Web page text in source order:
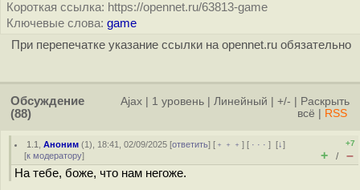
Короткая ссылка: https://opennet.ru/63813-game
Ключевые слова: game
При перепечатке указание ссылки на opennet.ru обязательно
Обсуждение
(88)
Ajax 1 уровень Линейный +/-
Раскрыть
всё
RSS
1.1 ,Аноним (1), 18:41, 02/09/2025 [ответить] [ ﹢﹢﹢] [ · · ·][↓]
[к модератору]
+7
+ / –
На тебе, боже, что нам негоже.